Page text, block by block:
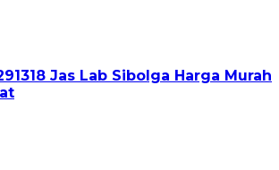
Jas Lab Sibolga Harga Murah